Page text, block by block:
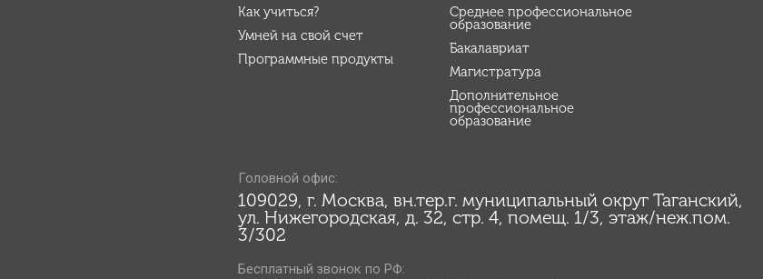
Как учиться?
Умней на свой счет
Программные продукты
Среднее профессиональное
образование
Бакалавриат
Магистратура
Дополнительное
профессиональное
образование
Головной офис:
109029, г. Москва, вн.тер.г. муниципальный округ Таганский,
ул. Нижегородская, д. 32, стр. 4, помещ. 1/3, этаж/неж.пом.
3/302
Бесплатный звонок по РФ: